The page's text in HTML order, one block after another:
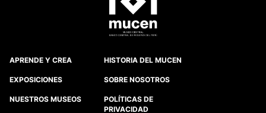
APRENDE Y CREA
EXPOSICIONES
NUESTROS MUSEOS
HISTORIA DEL MUCEN
SOBRE NOSOTROS
POLÍTICAS DE
PRIVACIDAD